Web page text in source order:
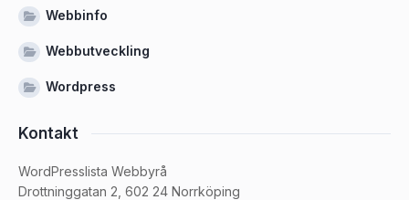
Webbinfo
Webbutveckling
Wordpress
Kontakt
WordPresslista Webbyrå
Drottninggatan 2, 602 24 Norrköping